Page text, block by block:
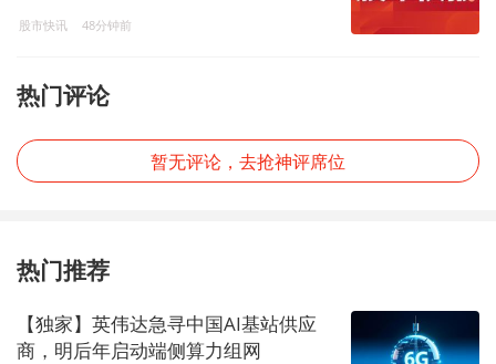
股市快讯 48分钟前
热门评论
暂无评论，去抢神评席位
热门推荐
【独家】英伟达急寻中国AI基站供应
商，明后年启动端侧算力组网